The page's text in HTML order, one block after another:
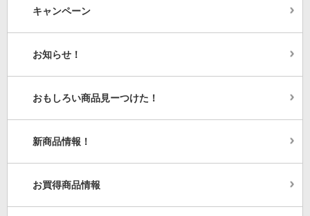
キャンペーン
お知らせ！
おもしろい商品見ーつけた！
新商品情報！
お買得商品情報